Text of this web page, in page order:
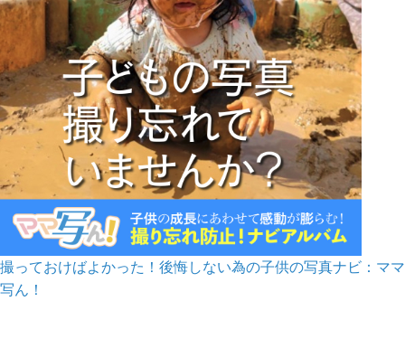
撮っておけばよかった！後悔しない為の子供の写真ナビ：ママ
写ん！